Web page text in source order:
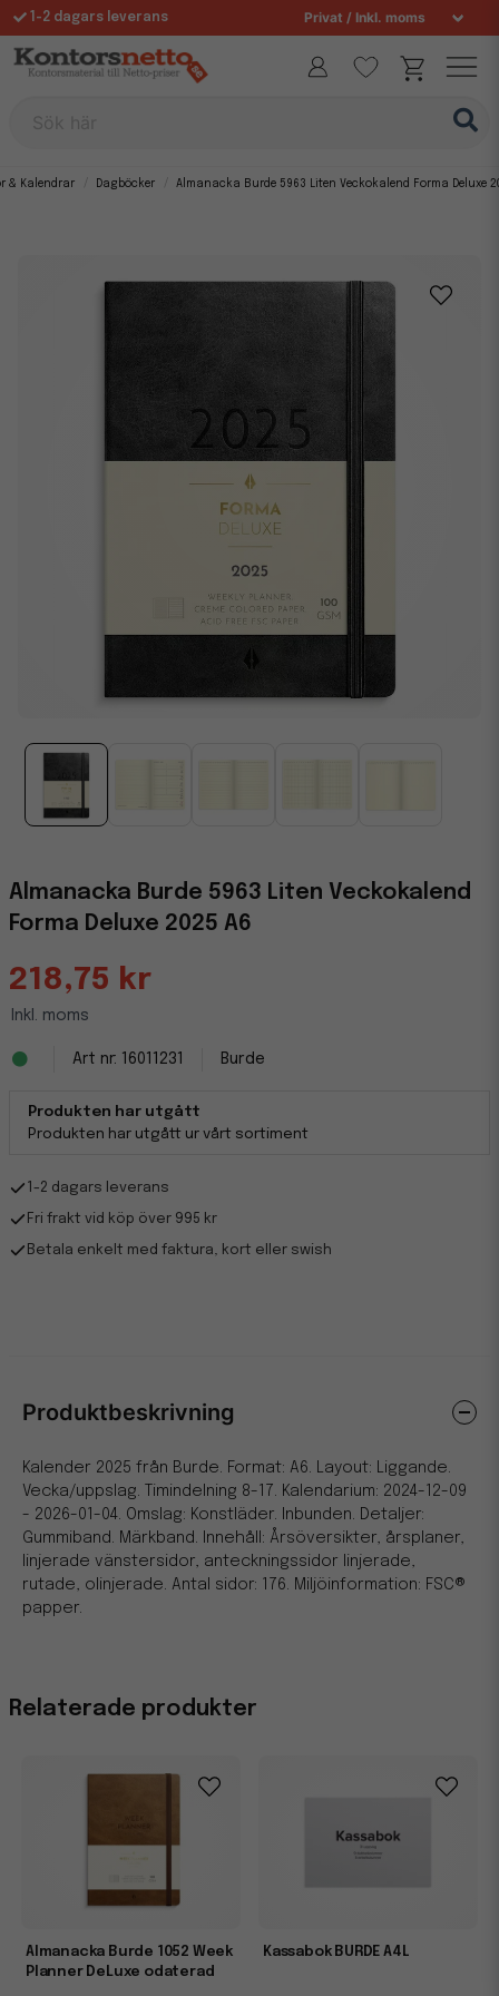
1-2 dagars leverans
Fri frakt över 995 kr
& Kalendrar Dagböcker Almanacka Burde 5963 Liten Veckokalend Forma Deluxe
Almanacka Burde 5963 Liten Veckokalend
Forma Deluxe 2025 A6
218,75 kr
Inkl. moms
16011231 Burde
Produkten har utgått
Produkten har utgått ur vårt sortiment
1-2 dagars leverans
Fri frakt vid köp över 995 kr
Betala enkelt med faktura, kort eller swish
Relaterade produkter
Almanacka Burde 1052 Week
Planner DeLuxe odaterad
Kassabok BURDE A4L
Produktbeskrivning
Kalender 2025 från Burde. Format: A6. Layout: Liggande.
Vecka/uppslag. Timindelning 8-17. Kalendarium: 2024-12-09
- 2026-01-04. Omslag: Konstläder. Inbunden. Detaljer:
Gummiband. Märkband. Innehåll: Årsöversikter, årsplaner,
linjerade vänstersidor, anteckningssidor linjerade,
rutade, olinjerade. Antal sidor: 176. Miljöinformation: FSC®
papper.